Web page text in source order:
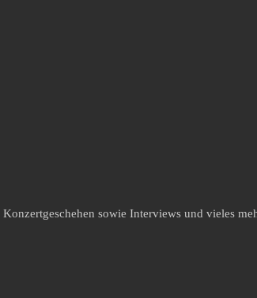
sowie Interviews und vieles